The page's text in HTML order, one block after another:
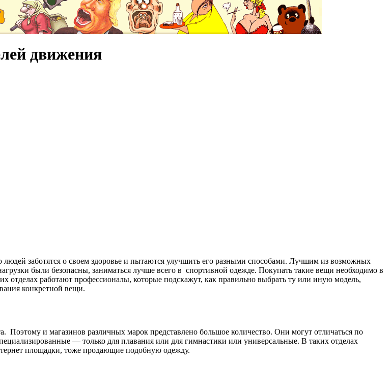
движения
людей заботятся о своем здоровье и пытаются улучшить его разными способами. Лучшим из возможных
были безопасны, заниматься лучше всего в спортивной одежде. Покупать такие вещи необходимо в
отделах работают профессионалы, которые подскажут, как правильно выбрать ту или иную модель,
конкретной вещи.
Поэтому и магазинов различных марок представлено большое количество. Они могут отличаться по
— только для плавания или для гимнастики или универсальные. В таких отделах
площадки, тоже продающие подобную одежду.